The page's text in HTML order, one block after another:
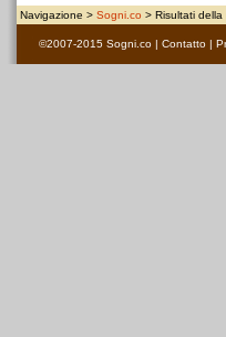
Navigazione > Sogni.co > Risultati della
©2007-2015 Sogni.co | Contatto |